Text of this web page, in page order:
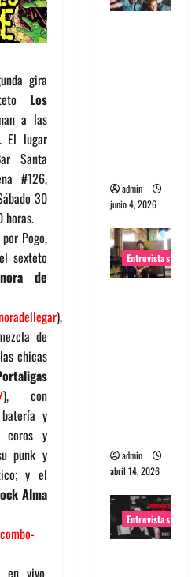
gira
Los
a las
El lugar
Santa
#126,
30
horas.
Pogo,
sexteto
de
),
de
chicas
), con
y
coros y
punk y
y el
Alma
en vivo,
admin
junio 4, 2026
Entrevistas
admin
abril 14, 2026
Entrevistas